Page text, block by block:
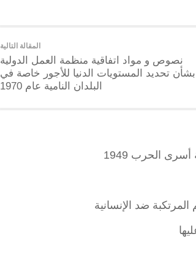
المقالة التالية
نصوص و مواد اتفاقية منظمة العمل الدولية
بشأن تحديد المستويات الدنيا للأجور خاصة في
البلدان النامية عام 1970
الحرب 1949
ضد الإنسانية